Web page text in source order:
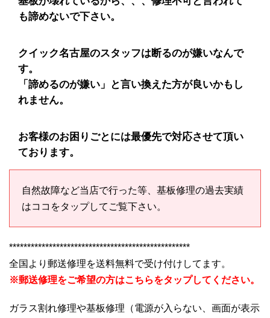
も諦めないで下さい。
クイック名古屋のスタッフは断るのが嫌いなんで
す。
「諦めるのが嫌い」と言い換えた方が良いかもし
れません。
お客様のお困りごとには最優先で対応させて頂い
ております。
自然故障など当店で行った等、基板修理の過去実績
はココをタップしてご覧下さい。
**************************************************
全国より郵送修理を送料無料で受け付けしてます。
※郵送修理をご希望の方はこちらをタップしてください。
ガラス割れ修理や基板修理（電源が入らない、画面が表示